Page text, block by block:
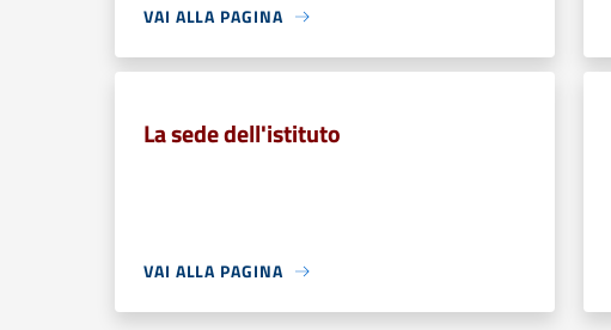
VAI ALLA PAGINA
La sede dell'istituto
VAI ALLA PAGINA